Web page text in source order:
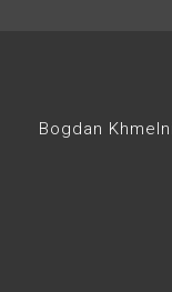
Bogdan